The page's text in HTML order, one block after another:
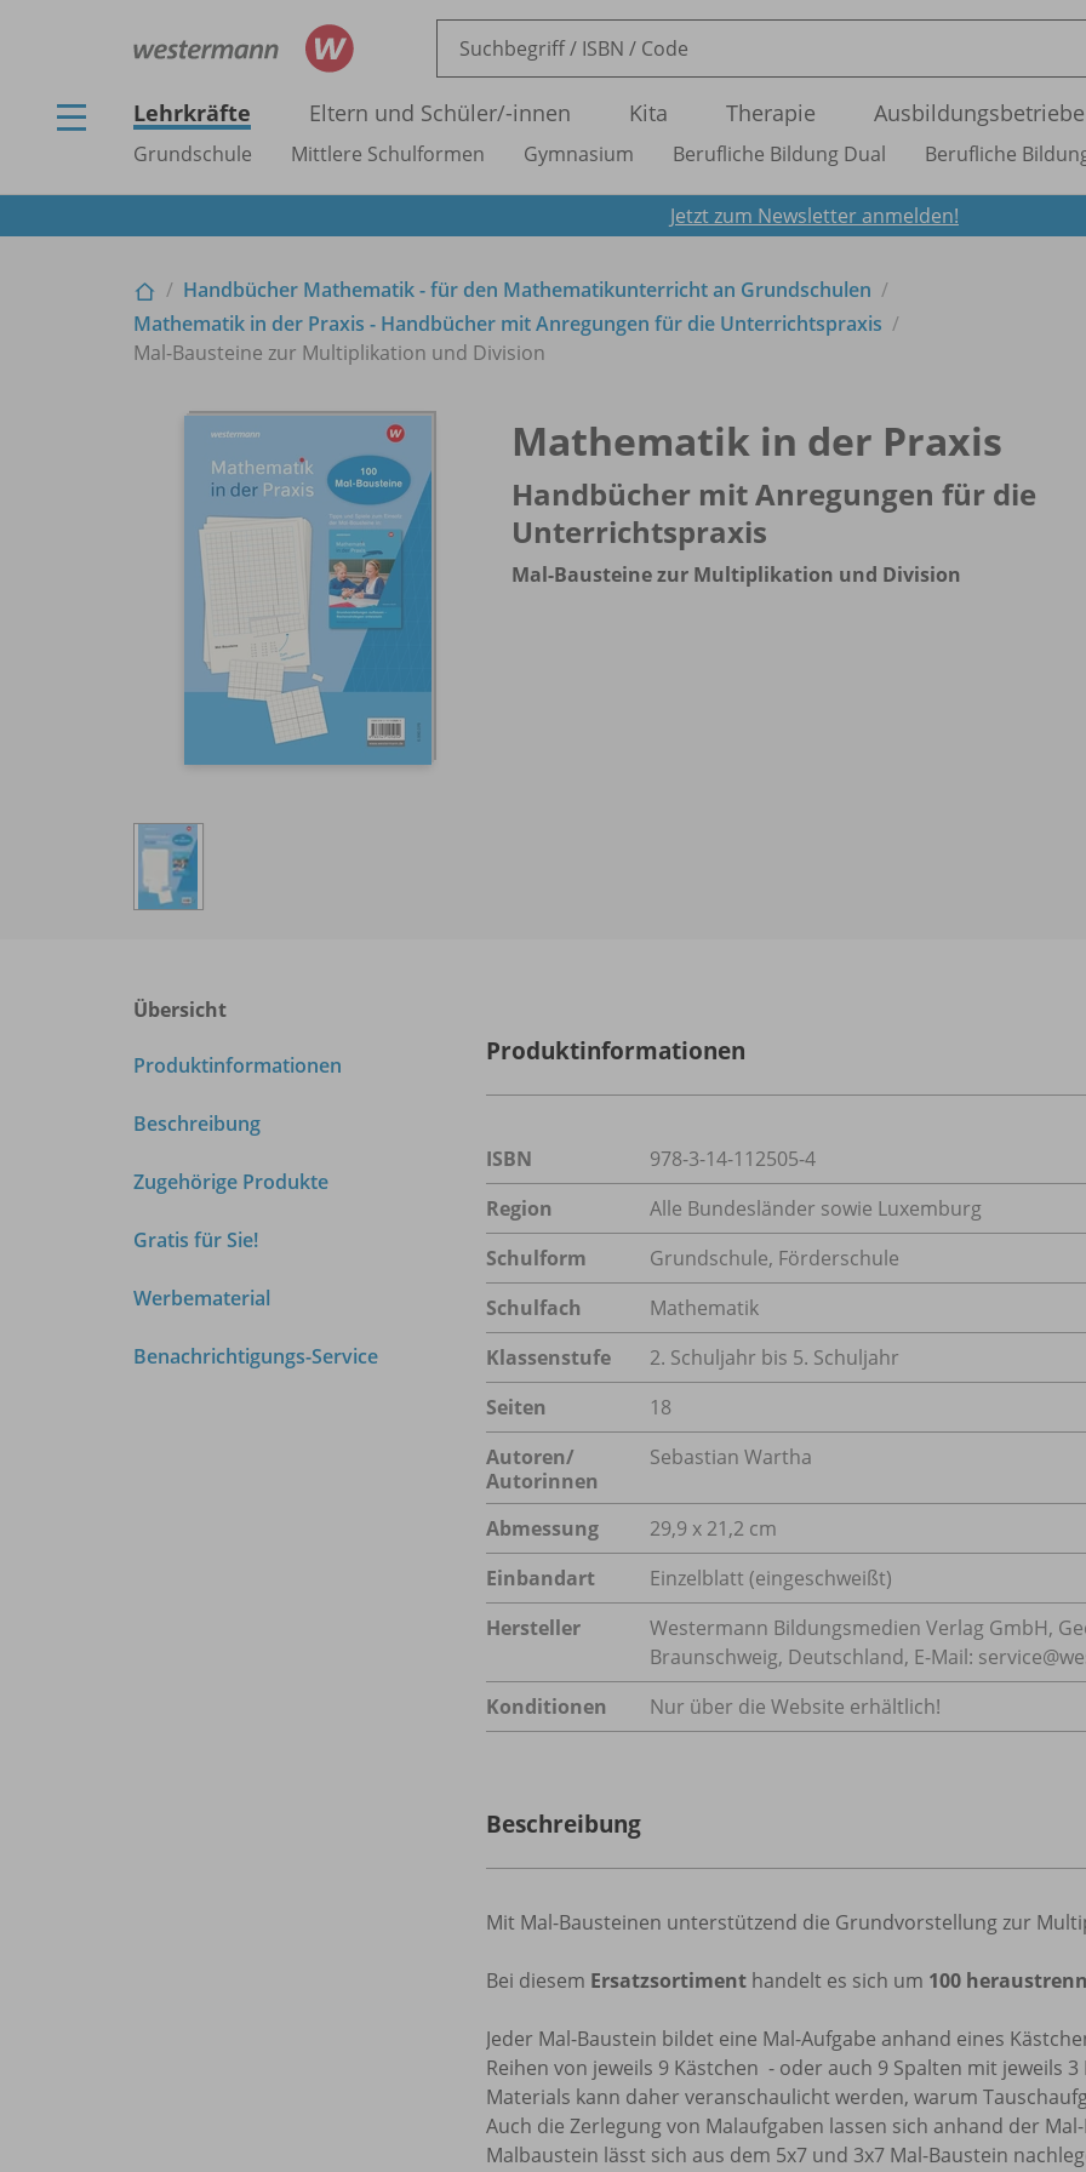
Lehrkräfte Eltern und Schüler/-innen Kita Therapie Ausbildungsbetriebe
Grundschule Mittlere Schulformen Gymnasium Berufliche Bildung Dual Berufliche
Jetzt zum Newsletter anmelden!
Handbücher Mathematik - für den Mathematikunterricht an Grundschulen
Mathematik in der Praxis - Handbücher mit Anregungen für die Unterrichtspraxis
Mal-Bausteine zur Multiplikation und Division
Mathematik in der Praxis
Handbücher mit Anregungen für die
Unterrichtspraxis
Mal-Bausteine zur Multiplikation und Division
Übersicht
Produktinformationen
Beschreibung
Zugehörige Produkte
Gratis für Sie!
Werbematerial
Benachrichtigungs-Service
Produktinformationen
ISBN
978-3-14-112505-4
Region
Alle Bundesländer sowie Luxemburg
Schulform
Grundschule, Förderschule
Schulfach
Mathematik
Klassenstufe
2. Schuljahr bis 5. Schuljahr
Seiten
18
Autoren/
Autorinnen
Sebastian Wartha
Abmessung
29,9 x 21,2 cm
Einbandart
Einzelblatt (eingeschweißt)
Hersteller
Westermann Bildungsmedien Verlag GmbH,
Braunschweig, Deutschland, E-Mail:
Konditionen
Nur über die Website erhältlich!
Beschreibung
Mit Mal-Bausteinen unterstützend die Grundvorstellung zur
Bei diesem Ersatzsortiment handelt es sich um 100
Jeder Mal-Baustein bildet eine Mal-Aufgabe anhand eines
Reihen von jeweils 9 Kästchen - oder auch 9 Spalten mit jeweils
Materials kann daher veranschaulicht werden, warum
Auch die Zerlegung von Malaufgaben lassen sich anhand der
Malbaustein lässt sich aus dem 5x7 und 3x7 Mal-Baustein